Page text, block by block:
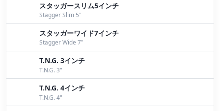
スタッガースリム5インチ
Stagger Slim 5"
スタッガーワイド7インチ
Stagger Wide 7"
T.N.G. 3インチ
T.N.G. 3"
T.N.G. 4インチ
T.N.G. 4"